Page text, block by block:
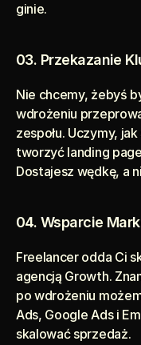
ginie.
03. Przekazanie
Nie chcemy, żebyś
wdrożeniu
zespołu. Uczymy,
tworzyć landing
Dostajesz wędkę, a
04. Wsparcie
Freelancer odda Ci
agencją Growth.
po wdrożeniu
Ads, Google Ads i
skalować sprzedaż.